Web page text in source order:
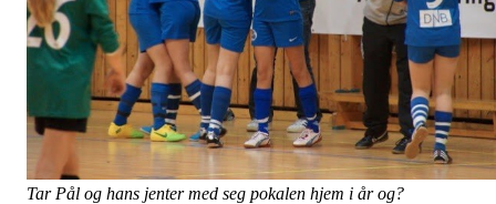
Tar Pål og hans jenter med seg pokalen hjem i år og?